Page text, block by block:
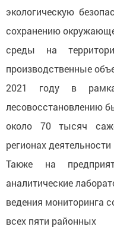
экологическую
сохранению
среды на
производственные
2021 году в
лесовосстановлению
около 70 тысяч
регионах
Также на
аналитические
ведения мониторинга
всех пяти районных